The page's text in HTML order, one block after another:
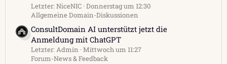
Letzter: NiceNIC Donnerstag um 12:30
Allgemeine Domain-Diskussionen
ConsultDomain AI unterstützt jetzt die
Anmeldung mit ChatGPT
Letzter: Admin Mittwoch um 11:27
Forum-News & Feedback